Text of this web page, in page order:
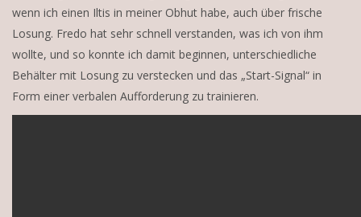
wenn ich einen Iltis in meiner Obhut habe, auch über frische
Losung. Fredo hat sehr schnell verstanden, was ich von ihm
wollte, und so konnte ich damit beginnen, unterschiedliche
Behälter mit Losung zu verstecken und das „Start-Signal“ in
Form einer verbalen Aufforderung zu trainieren.